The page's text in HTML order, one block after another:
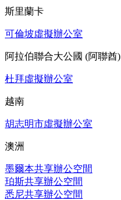
斯里蘭卡
可倫坡虛擬辦公室
阿拉伯聯合大公國 (阿聯酋)
杜拜虛擬辦公室
越南
胡志明市虛擬辦公室
澳洲
墨爾本共享辦公空間
珀斯共享辦公空間
悉尼共享辦公空間